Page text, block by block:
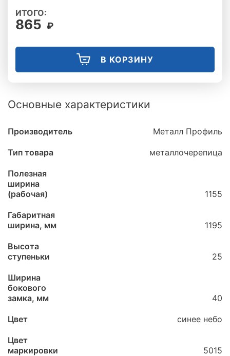
ИТОГО:
865 ₽
В КОРЗИНУ
Основные характеристики
Производитель Металл Профиль
Тип товара металлочерепица
Полезная
ширина
(рабочая)
1155
Габаритная
ширина, мм
1195
Высота
ступеньки
25
Ширина
бокового
замка, мм
40
Цвет синее небо
Цвет
маркировки
5015